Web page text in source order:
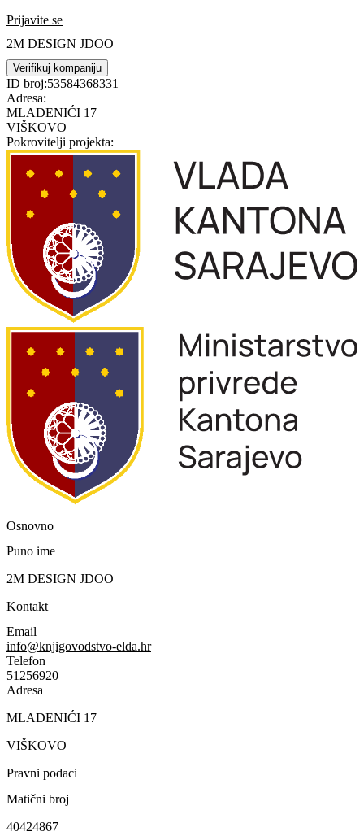
Prijavite se
2M DESIGN JDOO
Verifikuj kompaniju
ID broj:53584368331
Adresa:
MLADENIĆI 17
VIŠKOVO
Pokrovitelji projekta:
Osnovno
Puno ime
2M DESIGN JDOO
Kontakt
Email
info@knjigovodstvo-elda.hr
Telefon
51256920
Adresa
MLADENIĆI 17
VIŠKOVO
Pravni podaci
Matični broj
40424867